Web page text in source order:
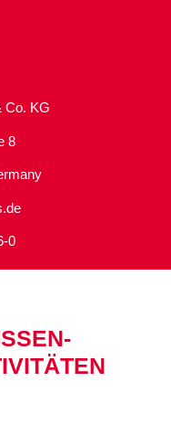
Co. KG
8
0